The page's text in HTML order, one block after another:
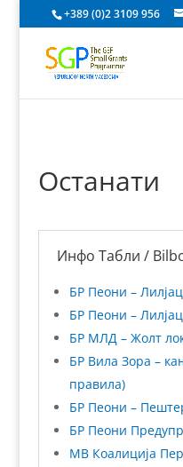
+389 (0)2 3109 956
Останати
Инфо Табли /
БР Пеони –
БР Пеони –
БР МЛД – Жолт
БР Вила Зора –
правила)
БР Пеони –
БР Пеони
МВ Коалиција